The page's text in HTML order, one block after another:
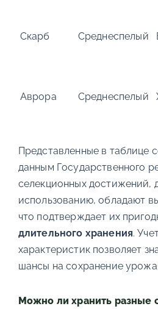
Скарб Среднеспелый
Аврора Среднеспелый
Представленные в таблице
данным Государственного
селекционных достижений,
использованию, обладают
что подтверждает их
длительного хранения.
характеристик позволяет
шансы на сохранение
Можно ли хранить разные